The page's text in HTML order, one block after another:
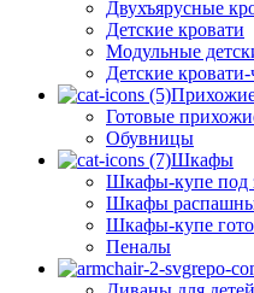
Двухъярусные
Детские кровати
Модульные
Детские кровати-
Готовые
Обувницы
Шкафы
Шкафы-купе под
Шкафы
Шкафы-купе
Пеналы